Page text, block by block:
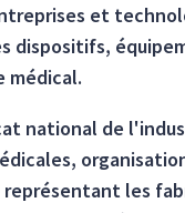
et
dispositifs,
médical.
national de
les